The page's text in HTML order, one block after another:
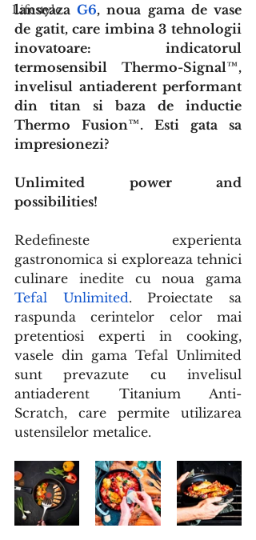
Lifestyle
lanseaza G6, noua gama de vase
de gatit, care imbina 3 tehnologii
inovatoare: indicatorul
termosensibil Thermo-Signal™,
invelisul antiaderent performant
din titan si baza de inductie
Thermo Fusion™. Esti gata sa
impresionezi?
Unlimited power and
possibilities!
Redefineste experienta
gastronomica si exploreaza tehnici
Tefal Unlimited. Proiectate sa
raspunda cerintelor celor mai
pretentiosi experti in cooking,
vasele din gama Tefal Unlimited
sunt prevazute cu invelisul
antiaderent Titanium Anti-
Scratch, care permite utilizarea
ustensilelor metalice.